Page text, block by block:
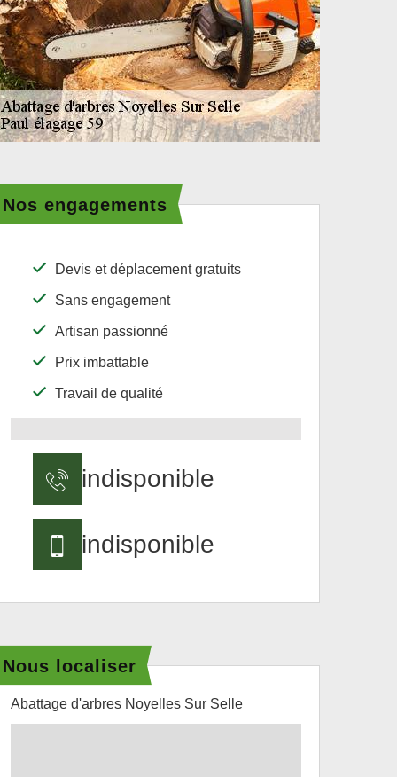
Nos engagements
Devis et déplacement gratuits
Sans engagement
Artisan passionné
Prix imbattable
Travail de qualité
indisponible
indisponible
Nous localiser
Abattage d'arbres Noyelles Sur Selle